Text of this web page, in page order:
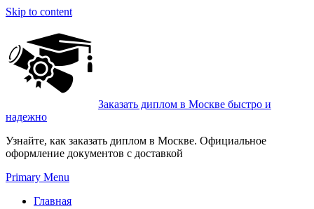
Skip to content
Заказать диплом в Москве быстро и
надежно
Узнайте, как заказать диплом в Москве. Официальное
оформление документов с доставкой
Primary Menu
Главная